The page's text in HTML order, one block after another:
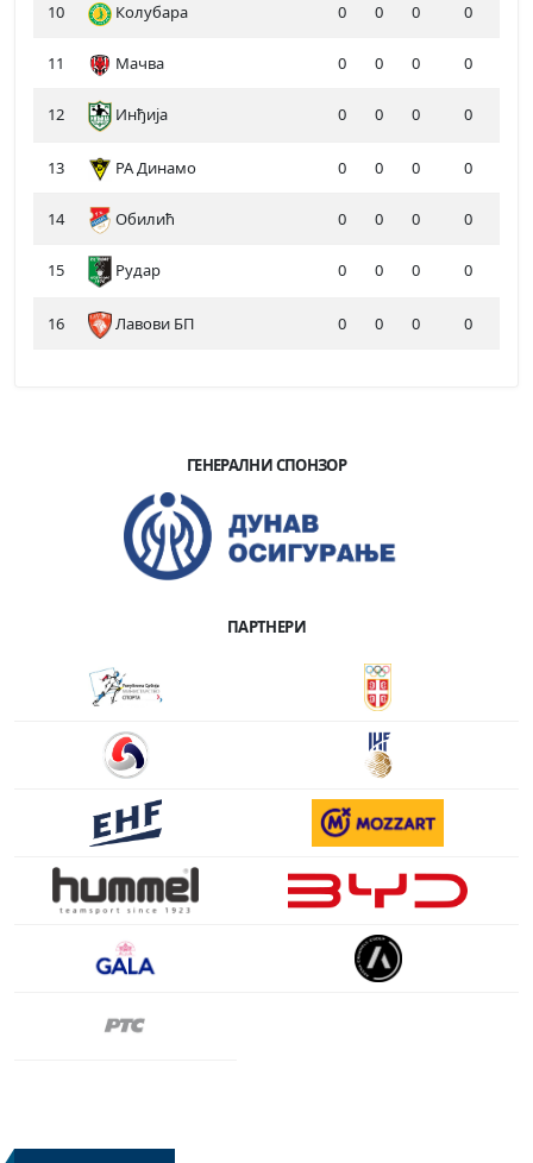
10 Колубара 0 0 0 0
11 Мачва 0 0 0 0
12 Инђија 0 0 0 0
13 РА Динамо 0 0 0 0
14 Обилић 0 0 0 0
15 Рудар 0 0 0 0
16 Лавови БП 0 0 0 0
ГЕНЕРАЛНИ СПОНЗОР
ПАРТНЕРИ